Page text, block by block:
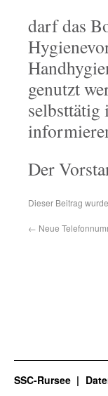
darf das
genutzt
selbsttätig
Der
Dieser Beitrag
← Neue
SSC-Rursee